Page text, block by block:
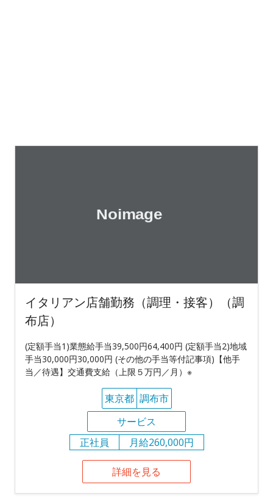
イタリアン店舗勤務（調理・接客）（調
布店）
(定額手当1)業態給手当39,500円64,400円 (定額手当2)地域
手当30,000円30,000円 (その他の手当等付記事項)【他手
当／待遇】交通費支給（上限５万円／月）※
東京都 調布市
サービス
正社員
月給260,000円
詳細を見る